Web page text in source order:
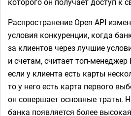
Распространение Open API
условия конкуренции, когда
за клиентов через лучшие
и счетам, считает топ-
если у клиента есть карты
то у него есть карта первого
он совершает основные траты.
банка появляется более